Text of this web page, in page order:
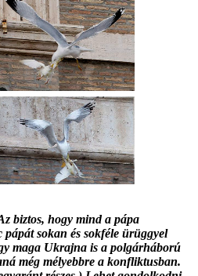
biztos, hogy mind a pápa
sokan és sokféle ürüggyel
maga Ukrajna is a polgárháború
még mélyebbre a konfliktusban.